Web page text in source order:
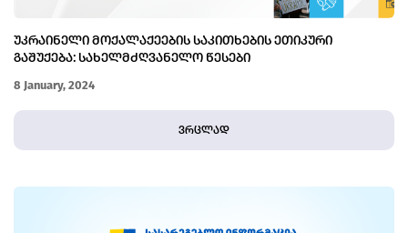
ᲣᲙᲠᲐᲘᲜᲔᲚᲘ ᲛᲝᲥᲐᲚᲐᲥᲔᲔᲑᲘᲡ ᲡᲐᲙᲘᲗᲮᲔᲑᲘᲡ ᲔᲗᲘᲙᲣᲠᲘ
ᲒᲐᲨᲣᲥᲔᲑᲐ: ᲡᲐᲮᲔᲚᲛᲫᲦᲕᲐᲜᲔᲚᲝ ᲬᲔᲡᲔᲑᲘ
8 January, 2024
ვრცლად